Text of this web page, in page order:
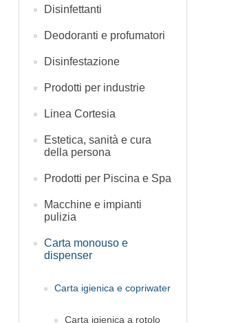
Disinfettanti
Deodoranti e profumatori
Disinfestazione
Prodotti per industrie
Linea Cortesia
Estetica, sanità e cura
della persona
Prodotti per Piscina e Spa
Macchine e impianti
pulizia
Carta monouso e
dispenser
Carta igienica e copriwater
Carta igienica a rotolo